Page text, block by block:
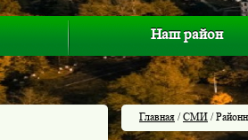
Наш район
Главная /СМИ /